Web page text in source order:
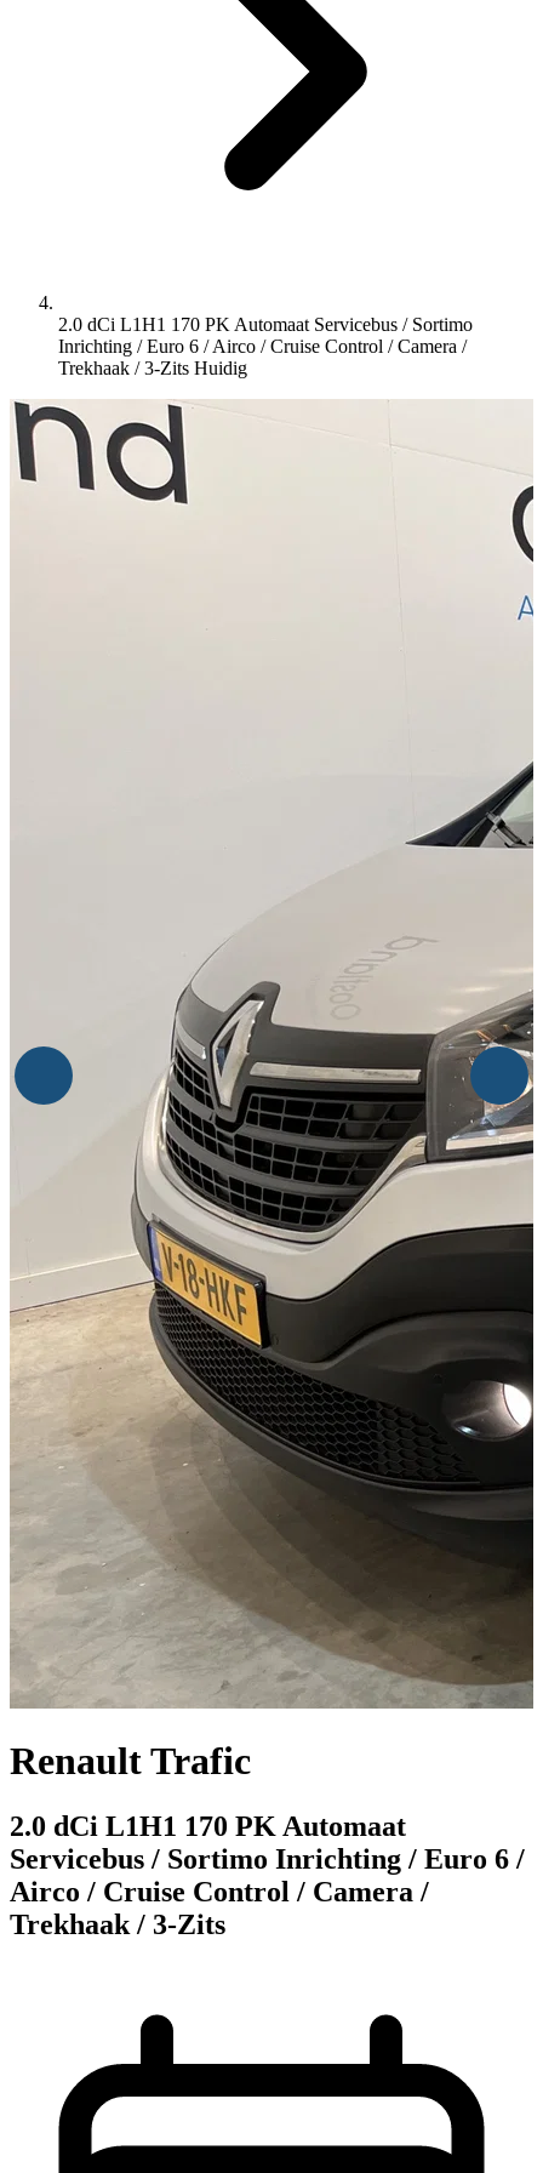
2.0 dCi L1H1 170 PK Automaat Servicebus / Sortimo
Inrichting / Euro 6 / Airco / Cruise Control / Camera /
Trekhaak / 3-Zits Huidig
Renault Trafic
2.0 dCi L1H1 170 PK Automaat
Servicebus / Sortimo Inrichting / Euro 6 /
Airco / Cruise Control / Camera /
Trekhaak / 3-Zits